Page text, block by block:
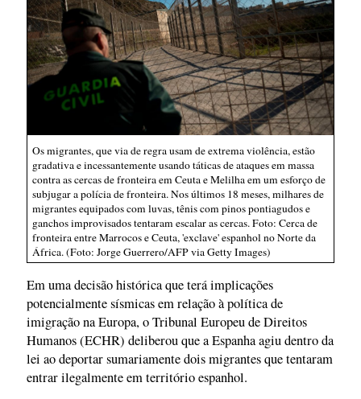
Os migrantes, que via de regra usam de extrema violência, estão
gradativa e incessantemente usando táticas de ataques em massa
contra as cercas de fronteira em Ceuta e Melilha em um esforço de
subjugar a polícia de fronteira. Nos últimos 18 meses, milhares de
migrantes equipados com luvas, tênis com pinos pontiagudos e
ganchos improvisados tentaram escalar as cercas. Foto: Cerca de
fronteira entre Marrocos e Ceuta, 'exclave' espanhol no Norte da
África. (Foto: Jorge Guerrero/AFP via Getty Images)
Em uma decisão histórica que terá implicações
potencialmente sísmicas em relação à política de
imigração na Europa, o Tribunal Europeu de Direitos
Humanos (ECHR) deliberou que a Espanha agiu dentro da
lei ao deportar sumariamente dois migrantes que tentaram
entrar ilegalmente em território espanhol.